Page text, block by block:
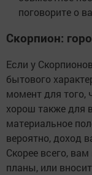
поговорите о
Скорпион:
Если у
бытового
момент для того,
хорош также для
материальное
вероятно, доход
Скорее всего,
планы, или